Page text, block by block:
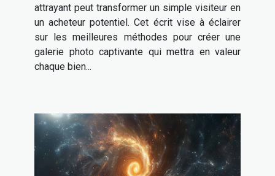
attrayant peut transformer un simple visiteur en
un acheteur potentiel. Cet écrit vise à éclairer
sur les meilleures méthodes pour créer une
galerie photo captivante qui mettra en valeur
chaque bien...